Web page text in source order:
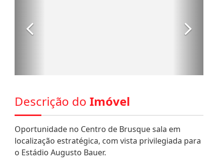
Descrição do Imóvel
Oportunidade no Centro de Brusque sala em
localização estratégica, com vista privilegiada para
o Estádio Augusto Bauer.